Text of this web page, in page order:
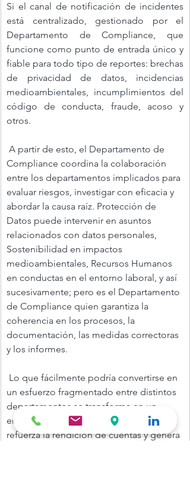
Si el canal de notificación de incidentes
está centralizado, gestionado por el
Departamento de Compliance, que
funcione como punto de entrada único y
fiable para todo tipo de reportes: brechas
de privacidad de datos, incidencias
medioambientales, incumplimientos del
código de conducta, fraude, acoso y
otros.
A partir de esto, el Departamento de
Compliance coordina la colaboración
entre los departamentos implicados para
evaluar riesgos, investigar con eficacia y
abordar la causa raíz. Protección de
Datos puede intervenir en asuntos
relacionados con datos personales,
Sostenibilidad en impactos
medioambientales, Recursos Humanos
en conductas en el entorno laboral, y así
sucesivamente; pero es el Departamento
de Compliance quien garantiza la
coherencia en los procesos, la
documentación, las medidas correctoras
y los informes.
Lo que fácilmente podría convertirse en
un esfuerzo fragmentado entre distintos
departamentos se transforma en un
enfoque coordinado y estructurado que
refuerza la rendición de cuentas y genera